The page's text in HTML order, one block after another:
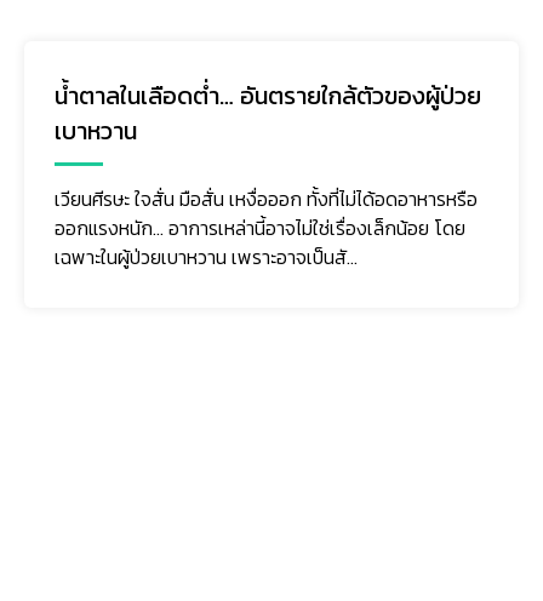
มะเร็งถุงน้ำดี (Gallbladder Cancer) ภัย
เงียบที่ตรวจพบช้า แต่ป้องกันและรับมือได้ หาก
รู้เท่าทัน
มะเร็งถุงน้ำดีเป็นมะเร็งที่พบไม่บ่อยเมื่อเทียบกับมะเร็งชนิด
อื่น แต่มีความรุนแรงสูง เนื่องจากในระยะแรกมักไม่มีอาการ